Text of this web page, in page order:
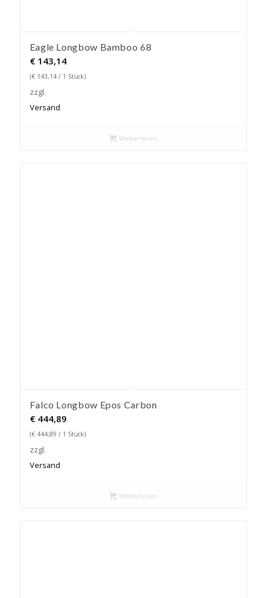
Eagle Longbow Bamboo 68
€143,14
(€143,14/ 1 Stück)
zzgl.
Versand
Weiterlesen
Falco Longbow Epos Carbon
€444,89
(€444,89 / 1 Stück)
zzgl.
Versand
Weiterlesen